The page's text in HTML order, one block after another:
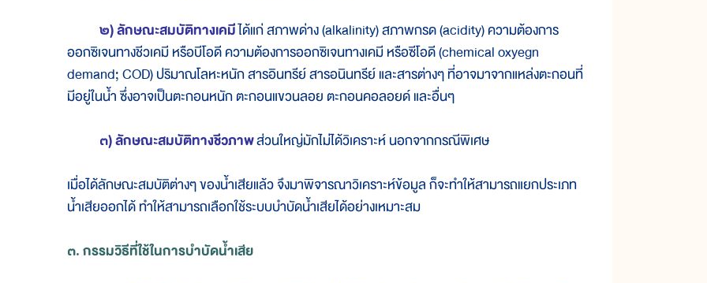
๒) ลักษณะสมบัติทางเคมีได้แก่ สภาพด่าง (alkalinity) สภาพกรด (acidity) ความต้องการ
ออกซิเจนทางชีวเคมี หรือบีโอดี ความต้องการออกซิเจนทางเคมี หรือซีโอดี (chemical oxyegn
demand; COD) ปริมาณโลหะหนัก สารอินทรีย์ สารอนินทรีย์ และสารต่างๆ ที่อาจมาจากแหล่งตะกอนที่
มีอยู่ในน้ำ ซึ่งอาจเป็นตะกอนหนัก ตะกอนแขวนลอย ตะกอนคอลอยด์ และอื่นๆ
๓) ลักษณะสมบัติทางชีวภาพส่วนใหญ่มักไม่ได้วิเคราะห์ นอกจากกรณีพิเศษ
เมื่อได้ลักษณะสมบัติต่างๆ ของน้ำเสียแล้ว จึงมาพิจารณาวิเคราะห์ข้อมูล ก็จะทำให้สามารถแยกประเภท
น้ำเสียออกได้ ทำให้สามารถเลือกใช้ระบบบำบัดน้ำเสียได้อย่างเหมาะสม
๓. กรรมวิธีที่ใช้ในการบำบัดน้ำเสีย